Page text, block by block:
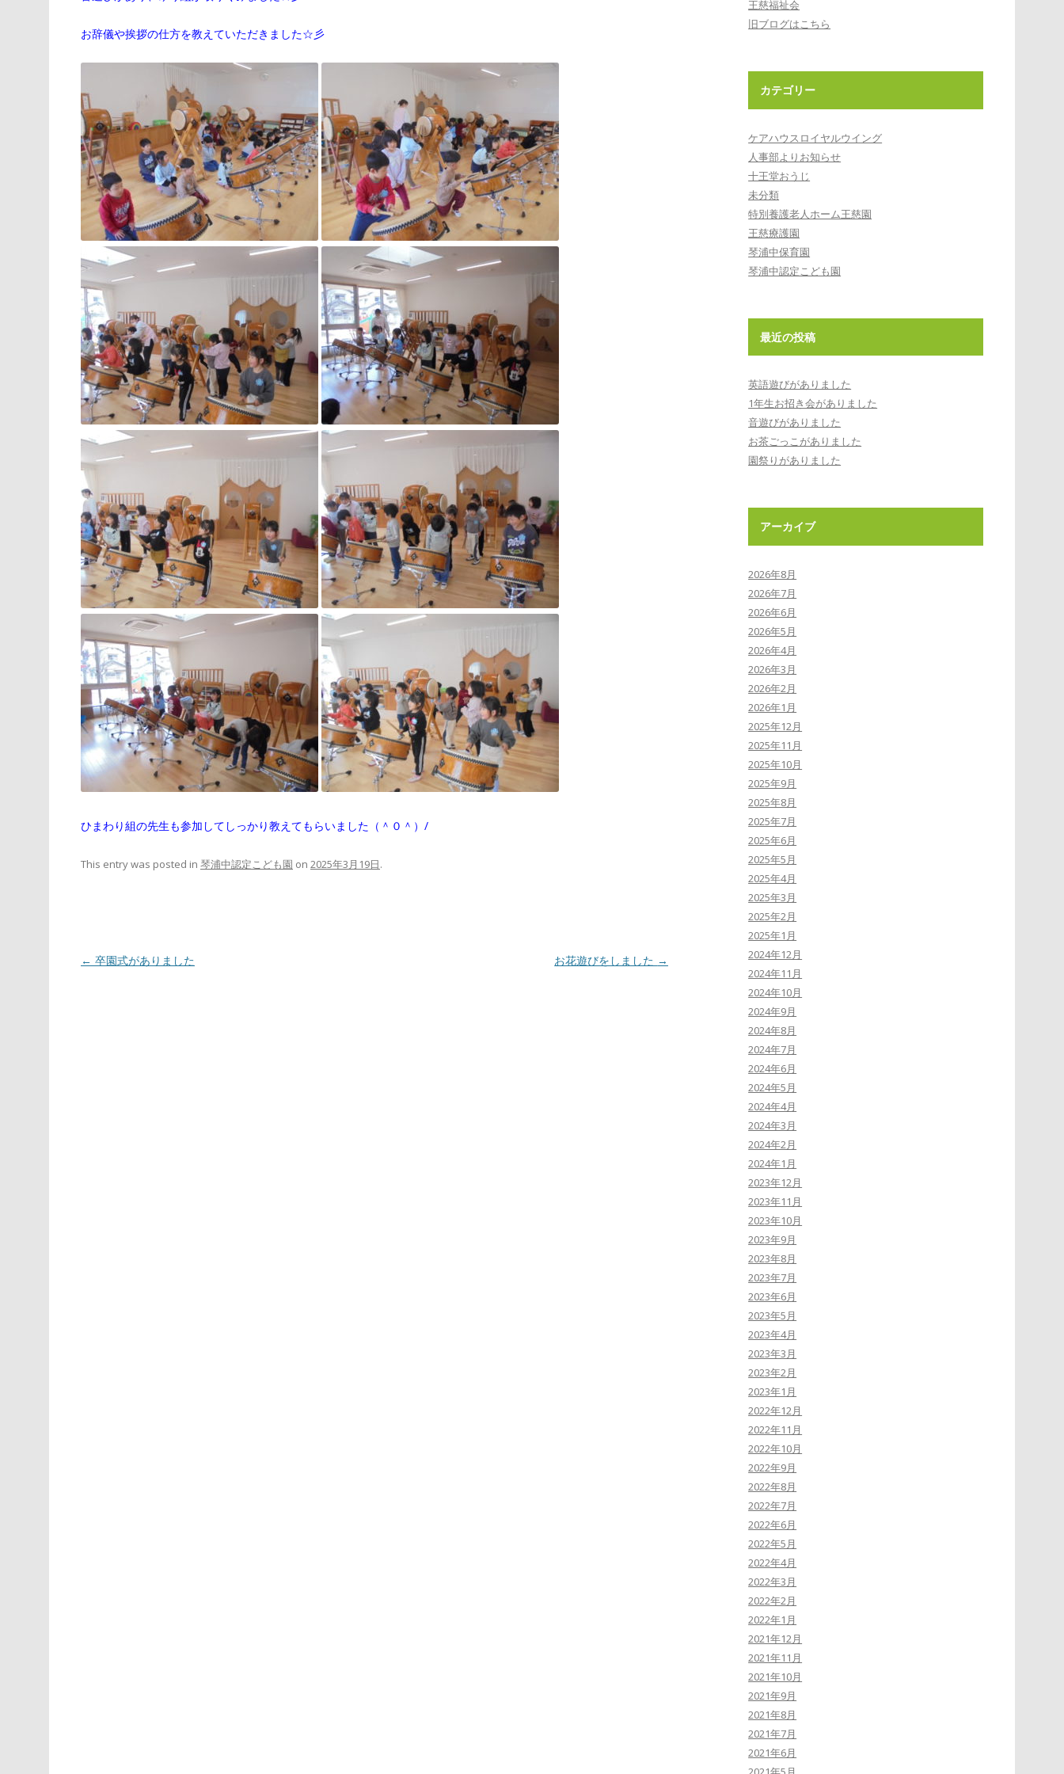
お辞儀や挨拶の仕方を教えていただきました☆彡
ひまわり組の先生も参加してしっかり教えてもらいました（＾０＾）/
This entry was posted in 琴浦中認定こども園 on 2025年3月19日.
Post
← 卒園式がありました お花遊びをしました →
王慈福祉会
旧ブログはこちら
カテゴリー
ケアハウスロイヤルウイング
人事部よりお知らせ
十王堂おうじ
未分類
特別養護老人ホーム王慈園
王慈療護園
琴浦中保育園
琴浦中認定こども園
最近の投稿
英語遊びがありました
1年生お招き会がありました
音遊びがありました
お茶ごっこがありました
園祭りがありました
アーカイブ
2026年8月
2026年7月
2026年6月
2026年5月
2026年4月
2026年3月
2026年2月
2026年1月
2025年12月
2025年11月
2025年10月
2025年9月
2025年8月
2025年7月
2025年6月
2025年5月
2025年4月
2025年3月
2025年2月
2025年1月
2024年12月
2024年11月
2024年10月
2024年9月
2024年8月
2024年7月
2024年6月
2024年5月
2024年4月
2024年3月
2024年2月
2024年1月
2023年12月
2023年11月
2023年10月
2023年9月
2023年8月
2023年7月
2023年6月
2023年5月
2023年4月
2023年3月
2023年2月
2023年1月
2022年12月
2022年11月
2022年10月
2022年9月
2022年8月
2022年7月
2022年6月
2022年5月
2022年4月
2022年3月
2022年2月
2022年1月
2021年12月
2021年11月
2021年10月
2021年9月
2021年8月
2021年7月
2021年6月